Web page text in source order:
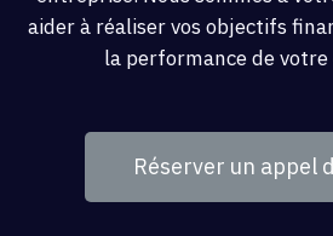
aider à réaliser vos objectifs
la performance de
Réserver un appel